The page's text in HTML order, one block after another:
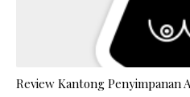
Review Kantong Penyimpanan